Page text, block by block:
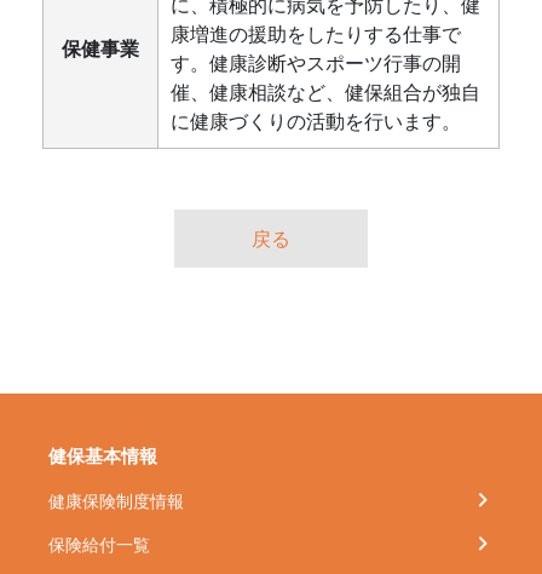
保健事業
康増進の援助をしたりする仕事で
す。健康診断やスポーツ行事の開
催、健康相談など、健保組合が独自
に健康づくりの活動を行います。
戻る
健保基本情報
健康保険制度情報
保険給付一覧